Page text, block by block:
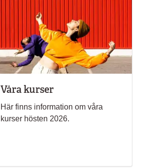
Våra kurser
Här finns information om våra
kurser hösten 2026.